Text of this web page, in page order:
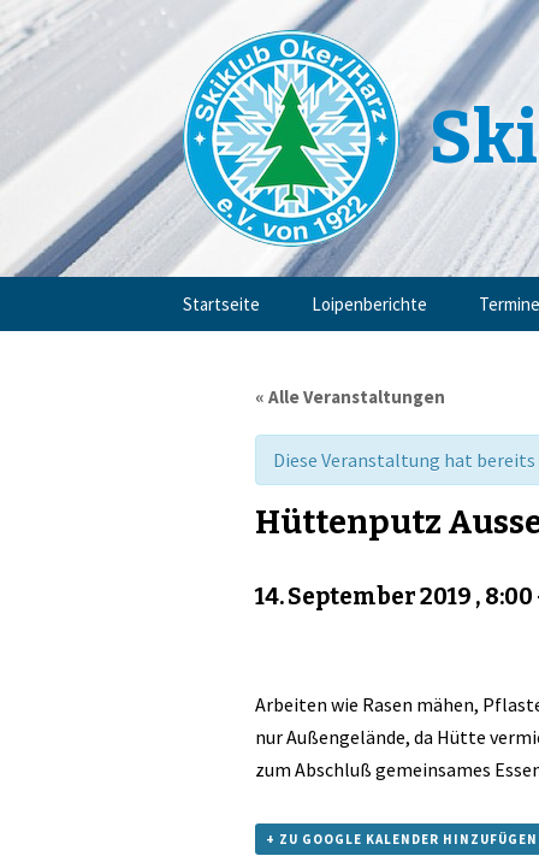
Startseite Loipenberichte Termine
« Alle Veranstaltungen
Diese Veranstaltung hat
Hüttenputz
14. September 2019 , 8:00
Arbeiten wie Rasen mähen,
nur Außengelände, da Hütte
zum Abschluß gemeinsames
+ ZU GOOGLE KALENDER HINZUFÜGEN